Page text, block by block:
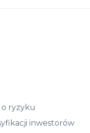
ryzyku
inwestorów